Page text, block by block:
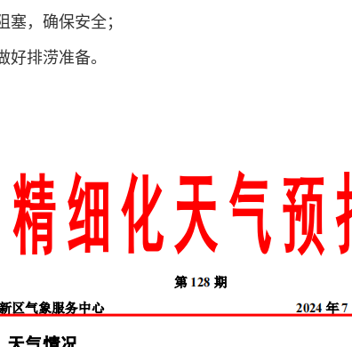
，确保安全；
排涝准备。